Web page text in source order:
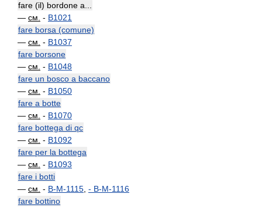
fare (il) bordone a...
— см. - B1021
fare borsa (comune)
— см. - B1037
fare borsone
— см. - B1048
fare un bosco a baccano
— см. - B1050
fare a botte
— см. - B1070
fare bottega di qc
— см. - B1092
fare per la bottega
— см. - B1093
fare i botti
— см. - B-M-1115 - B-M-1116
fare bottino